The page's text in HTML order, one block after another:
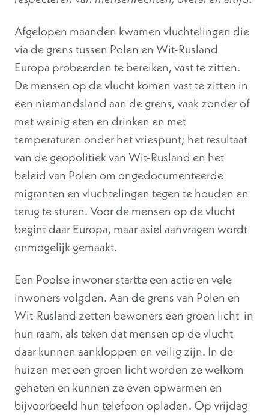
Afgelopen maanden kwamen vluchtelingen die
via de grens tussen Polen en Wit-Rusland
Europa probeerden te bereiken, vast te zitten.
De mensen op de vlucht komen vast te zitten in
een niemandsland aan de grens, vaak zonder of
met weinig eten en drinken en met
temperaturen onder het vriespunt; het resultaat
van de geopolitiek van Wit-Rusland en het
beleid van Polen om ongedocumenteerde
migranten en vluchtelingen tegen te houden en
terug te sturen. Voor de mensen op de vlucht
begint daar Europa, maar asiel aanvragen wordt
onmogelijk gemaakt.
Een Poolse inwoner startte een actie en vele
inwoners volgden. Aan de grens van Polen en
Wit-Rusland zetten bewoners een groen licht in
hun raam, als teken dat mensen op de vlucht
daar kunnen aankloppen en veilig zijn. In de
huizen met een groen licht worden ze welkom
geheten en kunnen ze even opwarmen en
bijvoorbeeld hun telefoon opladen. Op vrijdag